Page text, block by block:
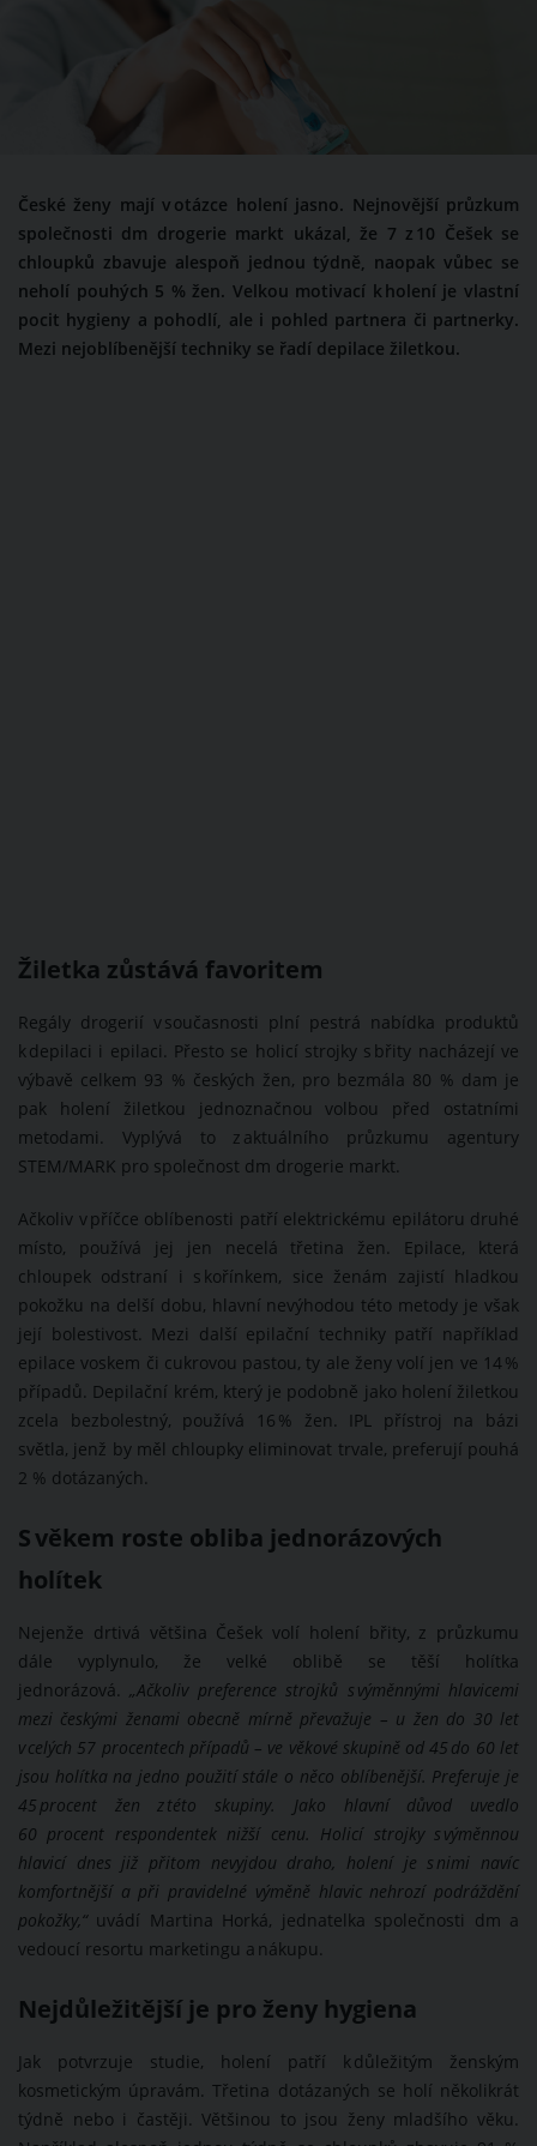
České ženy mají v otázce holení jasno. Nejnovější průzkum
společnosti dm drogerie markt ukázal, že 7 z 10 Češek se
chloupků zbavuje alespoň jednou týdně, naopak vůbec se
neholí pouhých 5 % žen. Velkou motivací k holení je vlastní
pocit hygieny a pohodlí, ale i pohled partnera či partnerky.
Mezi nejoblíbenější techniky se řadí depilace žiletkou.
Žiletka zůstává favoritem
Regály drogerií v současnosti plní pestrá nabídka produktů
k depilaci i epilaci. Přesto se holicí strojky s břity nacházejí ve
výbavě celkem 93 % českých žen, pro bezmála 80 % dam je
pak holení žiletkou jednoznačnou volbou před ostatními
metodami. Vyplývá to z aktuálního průzkumu agentury
STEM/MARK pro společnost dm drogerie markt.
Ačkoliv v příčce oblíbenosti patří elektrickému epilátoru druhé
místo, používá jej jen necelá třetina žen. Epilace, která
chloupek odstraní i s kořínkem, sice ženám zajistí hladkou
pokožku na delší dobu, hlavní nevýhodou této metody je však
její bolestivost. Mezi další epilační techniky patří například
epilace voskem či cukrovou pastou, ty ale ženy volí jen ve 14 %
případů. Depilační krém, který je podobně jako holení žiletkou
zcela bezbolestný, používá 16 % žen. IPL přístroj na bázi
světla, jenž by měl chloupky eliminovat trvale, preferují pouhá
2 % dotázaných.
S věkem roste obliba jednorázových
holítek
Nejenže drtivá většina Češek volí holení břity, z průzkumu
dále vyplynulo, že velké oblibě se těší holítka
jednorázová.„Ačkoliv preference strojků s výměnnými hlavicemi
mezi českými ženami obecně mírně převažuje – u žen do 30 let
v celých 57 procentech případů – ve věkové skupině od 45 do 60 let
jsou holítka na jedno použití stále o něco oblíbenější. Preferuje je
45 procent žen z této skupiny. Jako hlavní důvod uvedlo
60 procent respondentek nižší cenu. Holicí strojky s výměnnou
hlavicí dnes již přitom nevyjdou draho, holení je s nimi navíc
komfortnější a při pravidelné výměně hlavic nehrozí podráždění
pokožky,“uvádí Martina Horká, jednatelka společnosti dm a
vedoucí resortu marketingu a nákupu.
Nejdůležitější je pro ženy hygiena
Jak potvrzuje studie, holení patří k důležitým ženským
kosmetickým úpravám. Třetina dotázaných se holí několikrát
týdně nebo i častěji. Většinou to jsou ženy mladšího věku.